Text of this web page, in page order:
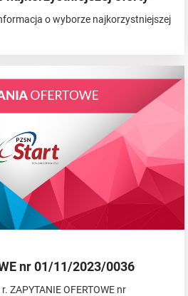
o wyborze najkorzystniejszej
nr 01/11/2023/0036
ZAPYTANIE OFERTOWE nr